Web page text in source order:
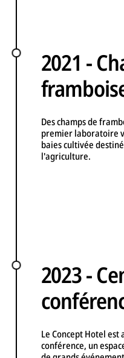
2021 -
Des champs de
premier laboratoire
baies cultivée
l'agriculture.
2023 -
Le Concept Hotel est
conférence, un